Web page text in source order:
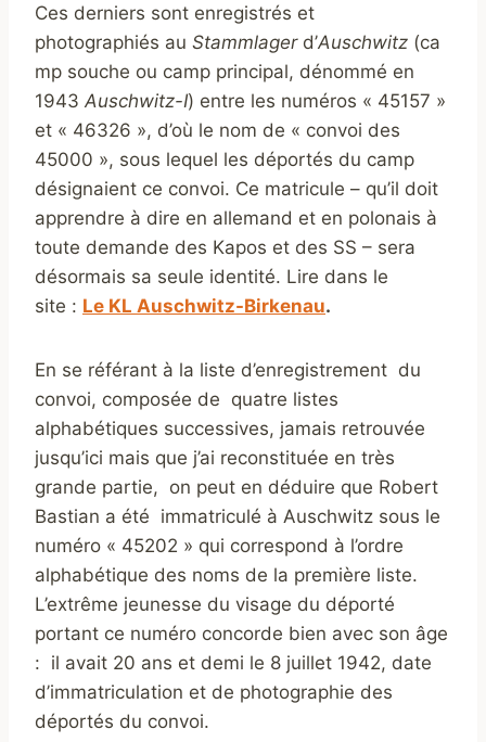
Ces derniers sont enregistrés et
photographiés au Stammlagerd’Auschwitz (ca
mp souche ou camp principal, dénommé en
1943 Auschwitz-I) entre les numéros « 45157 »
et « 46326 », d’où le nom de « convoi des
45000 », sous lequel les déportés du camp
désignaient ce convoi. Ce matricule – qu’il doit
apprendre à dire en allemand et en polonais à
toute demande des Kapos et des SS – sera
désormais sa seule identité. Lire dans le
site : Le KL Auschwitz-Birkenau.
En se référant à la liste d’enregistrement du
convoi, composée de quatre listes
alphabétiques successives, jamais retrouvée
jusqu’ici mais que j’ai reconstituée en très
grande partie, on peut en déduire que Robert
Bastian a été immatriculé à Auschwitz sous le
numéro « 45202 » qui correspond à l’ordre
alphabétique des noms de la première liste.
L’extrême jeunesse du visage du déporté
portant ce numéro concorde bien avec son âge
: il avait 20 ans et demi le 8 juillet 1942, date
d’immatriculation et de photographie des
déportés du convoi.